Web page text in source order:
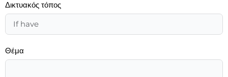
Δικτυακός τόπος
Θέμα